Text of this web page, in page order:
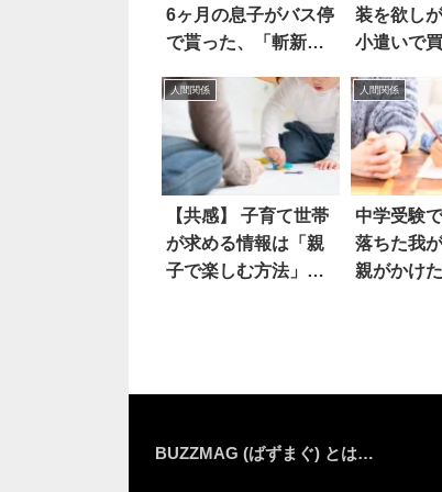
6ヶ月の息子がバス停
で貰った、「斬新す
は？
装を欲しが
小遣いで
人間関係
【共感】 子育て世帯
が求める情報は「親
子で楽しむ方法」で
人間関係
中学受験
落ちた我
親がかけ
BUZZMAG (ばずまぐ) とは…